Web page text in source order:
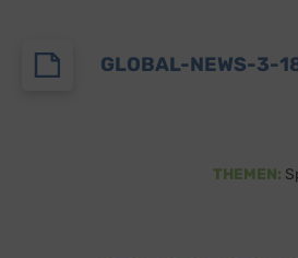
GLOBAL-NEWS-3-
THEMEN: